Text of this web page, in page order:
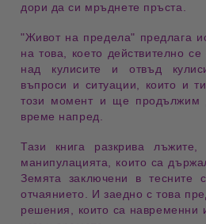
дори да си мръднете пръста
"Живот на предела" предлага
на това, което действително се
над кулисите и отвъд
въпроси и ситуации, които и
този момент и ще продължим
време напред.
Тази книга разкрива
манипулацията , които са
Земята заключени в тесните
отчаянието. И заедно с това
решения
, които са